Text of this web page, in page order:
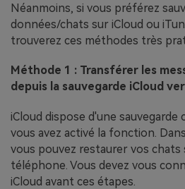
Néanmoins, si vous préférez
données/chats sur iCloud ou
trouverez ces méthodes très
Méthode 1 : Transférer les
depuis la sauvegarde iCloud
iCloud dispose d'une
vous avez activé la fonction.
vous pouvez restaurer vos chats
téléphone. Vous devez vous
iCloud avant ces étapes.